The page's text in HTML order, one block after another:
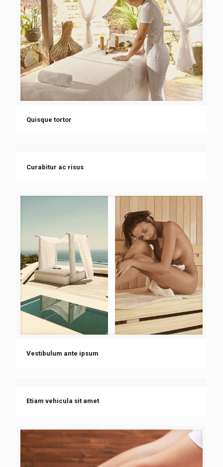
Quisque tortor
Curabitur ac risus
Vestibulum ante ipsum
Etiam vehicula sit amet